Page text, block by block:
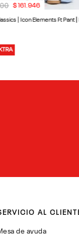
| Icon Elements Ft Pant |
$161.946
AL
de ayuda